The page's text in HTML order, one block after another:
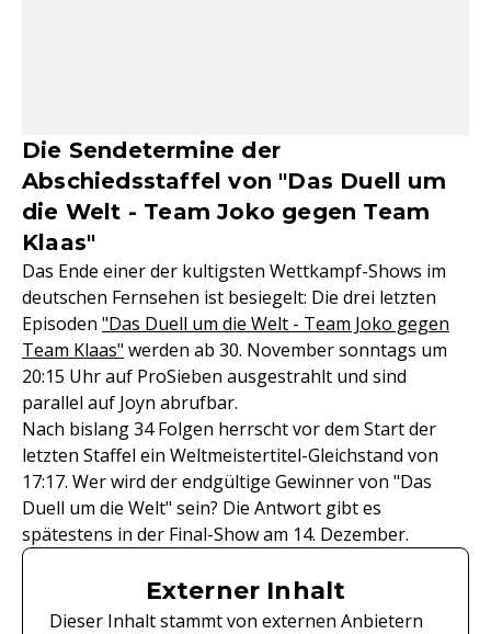
Die Sendetermine der
Abschiedsstaffel von "Das Duell um
die Welt - Team Joko gegen Team
Klaas"
Das Ende einer der kultigsten Wettkampf-Shows im
deutschen Fernsehen ist besiegelt: Die drei letzten
Episoden "Das Duell um die Welt - Team Joko gegen
Team Klaas" werden ab 30. November sonntags um
20:15 Uhr auf ProSieben ausgestrahlt und sind
parallel auf Joyn abrufbar.
Nach bislang 34 Folgen herrscht vor dem Start der
letzten Staffel ein Weltmeistertitel-Gleichstand von
17:17. Wer wird der endgültige Gewinner von "Das
Duell um die Welt" sein? Die Antwort gibt es
spätestens in der Final-Show am 14. Dezember.
Externer Inhalt
Dieser Inhalt stammt von externen Anbietern